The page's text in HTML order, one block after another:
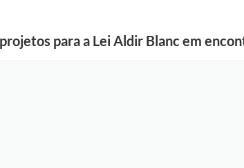
para a Lei Aldir Blanc em